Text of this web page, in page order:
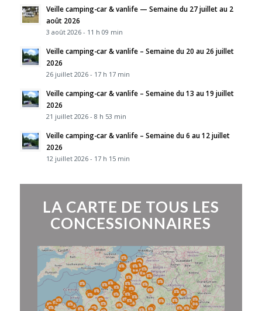
Veille camping-car & vanlife — Semaine du 27 juillet au 2
août 2026
3 août 2026 - 11 h 09 min
Veille camping-car & vanlife – Semaine du 20 au 26 juillet
2026
26 juillet 2026 - 17 h 17 min
Veille camping-car & vanlife – Semaine du 13 au 19 juillet
2026
21 juillet 2026 - 8 h 53 min
Veille camping-car & vanlife – Semaine du 6 au 12 juillet
2026
12 juillet 2026 - 17 h 15 min
LA CARTE DE TOUS LES
CONCESSIONNAIRES